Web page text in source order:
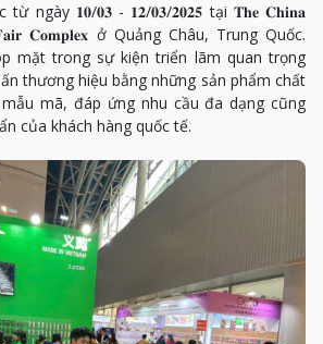
ngày 𝟏𝟎/𝟎𝟑 - 𝟏𝟐/𝟎𝟑/𝟐𝟎𝟐𝟓 tại 𝐓𝐡𝐞 𝐂𝐡𝐢𝐧𝐚
𝐂𝐨𝐦𝐩𝐥𝐞𝐱 ở Quảng Châu, Trung Quốc.
mặt trong sự kiện triển lãm quan trọng
thương hiệu bằng những sản phẩm chất
mã, đáp ứng nhu cầu đa dạng cũng
của khách hàng quốc tế.